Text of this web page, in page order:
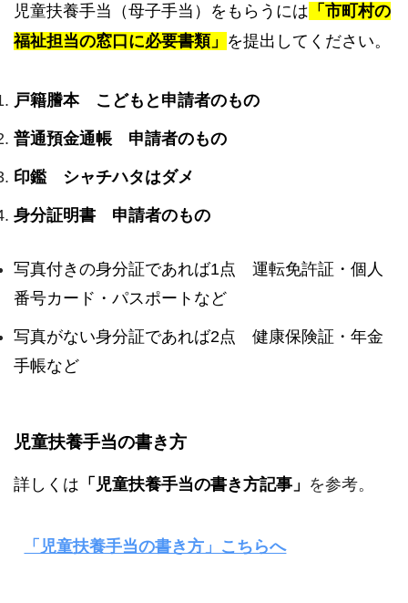
児童扶養手当（母子手当）をもらうには 「市町村の
福祉担当の窓口に必要書類」 を提出してください。
戸籍謄本 こどもと申請者のもの
普通預金通帳 申請者のもの
印鑑 シャチハタはダメ
身分証明書 申請者のもの
写真付きの身分証であれば1点 運転免許証・個人
番号カード・パスポートなど
写真がない身分証であれば2点 健康保険証・年金
手帳など
児童扶養手当の書き方
詳しくは 「児童扶養手当の書き方記事」 を参考。
「児童扶養手当の書き方」こちらへ